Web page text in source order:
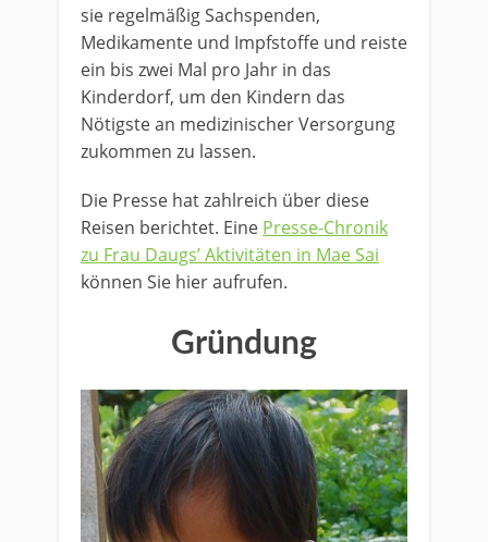
sie regelmäßig Sachspenden,
Medikamente und Impfstoffe und reiste
ein bis zwei Mal pro Jahr in das
Kinderdorf, um den Kindern das
Nötigste an medizinischer Versorgung
zukommen zu lassen.
Die Presse hat zahlreich über diese
Reisen berichtet. Eine Presse-Chronik
zu Frau Daugs’ Aktivitäten in Mae Sai
können Sie hier aufrufen.
Gründung